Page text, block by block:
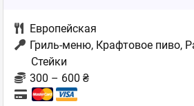
Европейская
Гриль-меню, Крафтовое пиво,
Стейки
300 – 600 ₴